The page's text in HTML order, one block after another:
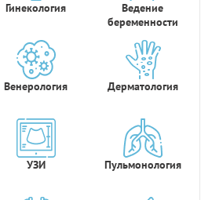
Гинекология
Ведение
беременности
Венерология Дерматология
УЗИ Пульмонология